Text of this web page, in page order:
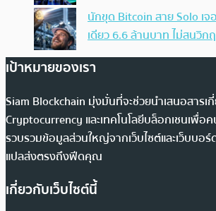
นักขุด Bitcoin สาย Solo เ
เดียว 6.6 ล้านบาท ไม่สนวิ
เป้าหมายของเรา
Siam Blockchain มุ่งมั่นที่จะช่วยนำเสนอสารเ
Cryptocurrency และเทคโนโลยีบล็อกเชนเพื่อค
รวบรวมข้อมูลส่วนใหญ่จากเว็บไซต์และเว็บบอร์
แปลส่งตรงถึงฟีดคุณ
เกี่ยวกับเว็บไซต์นี้